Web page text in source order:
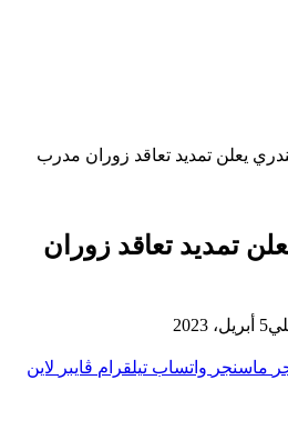
يعلن تمديد تعاقد زوران مدرب
تمديد تعاقد زوران
5 أبريل، 2023
ماسنجر واتساب تيلقرام ڤايبر لاين